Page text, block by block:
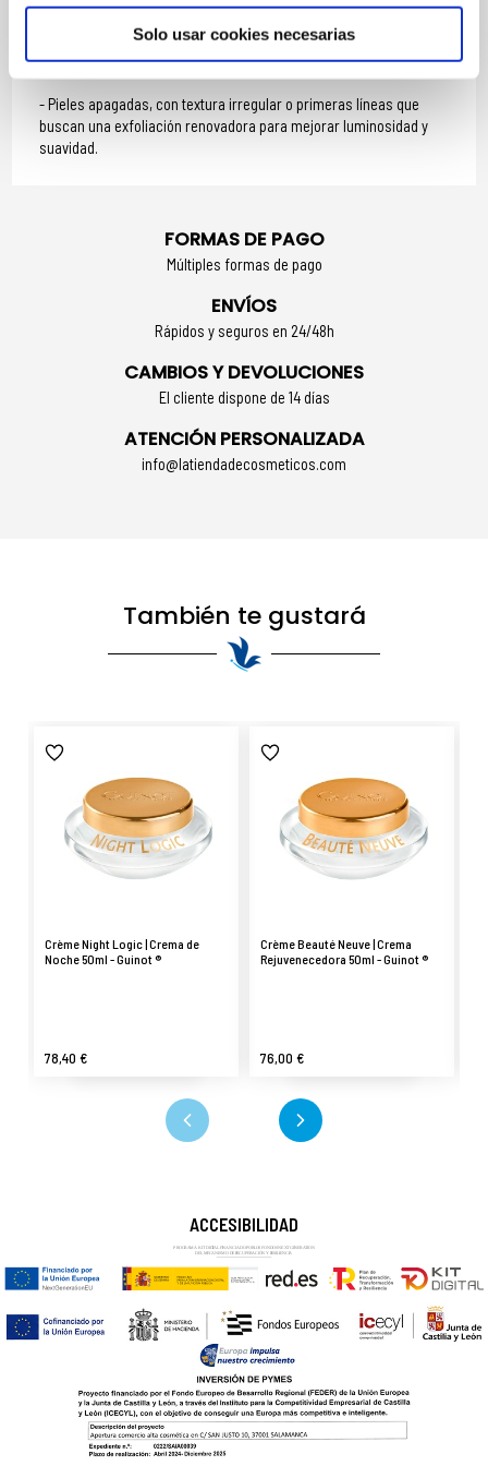
Solo usar cookies necesarias
Aclarar con abundante agua.
Utilizar 1 vez por semana.
Pieles apagadas, con textura irregular o primeras líneas que
buscan una exfoliación renovadora para mejorar luminosidad y
suavidad.
FORMAS DE PAGO
Múltiples formas de pago
ENVÍOS
Rápidos y seguros en 24/48h
CAMBIOS Y DEVOLUCIONES
El cliente dispone de 14 días
ATENCIÓN PERSONALIZADA
info@latiendadecosmeticos.com
También te gustará
Crème Night Logic | Crema de
Noche 50ml - Guinot ®
78,40 €
Crème Beauté Neuve | Crema
Rejuvenecedora 50ml - Guinot ®
76,00 €
ACCESIBILIDAD